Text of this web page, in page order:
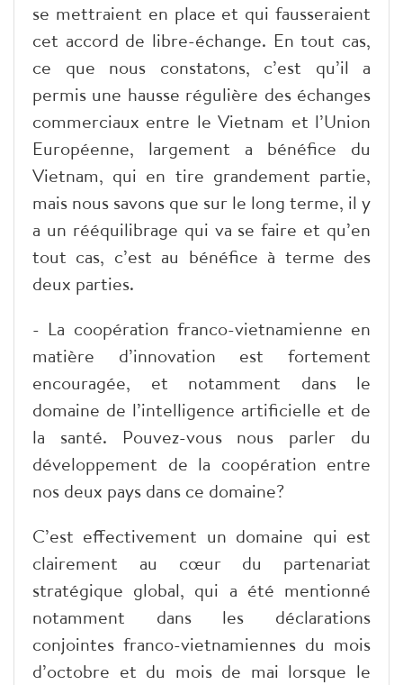
se mettraient en place et qui fausseraient
cet accord de libre-échange. En tout cas,
ce que nous constatons, c’est qu’il a
permis une hausse régulière des échanges
commerciaux entre le Vietnam et l’Union
Européenne, largement a bénéfice du
Vietnam, qui en tire grandement partie,
mais nous savons que sur le long terme, il y
a un rééquilibrage qui va se faire et qu’en
tout cas, c’est au bénéfice à terme des
deux parties.
- La coopération franco-vietnamienne en
matière d’innovation est fortement
encouragée, et notamment dans le
domaine de l’intelligence artificielle et de
la santé. Pouvez-vous nous parler du
développement de la coopération entre
nos deux pays dans ce domaine?
C’est effectivement un domaine qui est
clairement au cœur du partenariat
stratégique global, qui a été mentionné
notamment dans les déclarations
conjointes franco-vietnamiennes du mois
d’octobre et du mois de mai lorsque le